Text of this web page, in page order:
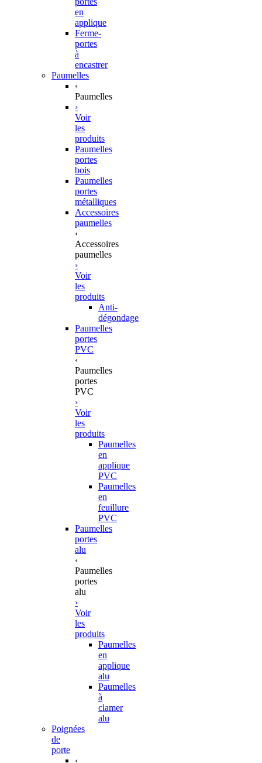
en
applique
Ferme-
portes
à
encastrer
Paumelles
‹
Paumelles
›
Voir
les
produits
Paumelles
portes
bois
Paumelles
portes
métalliques
Accessoires
paumelles
‹
Accessoires
paumelles
›
Voir
les
produits
Anti-
dégondage
Paumelles
portes
PVC
‹
Paumelles
portes
PVC
›
Voir
les
produits
Paumelles
en
applique
PVC
Paumelles
en
feuillure
PVC
Paumelles
portes
alu
‹
Paumelles
portes
alu
›
Voir
les
produits
Paumelles
en
applique
alu
Paumelles
à
clamer
alu
Poignées
de
porte
‹